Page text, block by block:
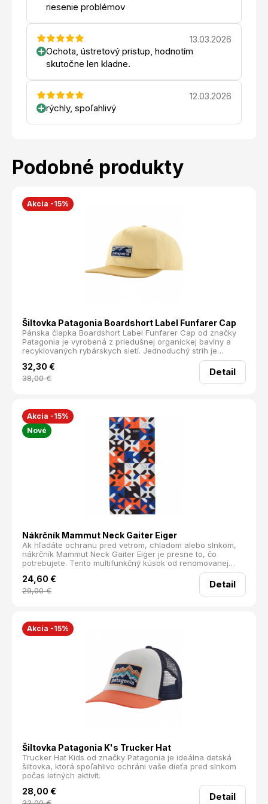
riesenie problémov
13.03.2026
Ochota, ústretový pristup, hodnotím
skutočne len kladne.
12.03.2026
rýchly, spoľahlivý
Podobné produkty
Akcia -15%
Šiltovka Patagonia Boardshort Label Funfarer Cap
Pánska čiapka Boardshort Label Funfarer Cap od značky
Patagonia je vyrobená z priedušnej organickej bavlny a
recyklovaných rybárskych sietí. Jednoduchý strih je
doplnený o logo značky na prednej strane. Je ideálna na
turistiku, voľný čas a každodenné nosenie.
32,30 €
38,00€
Detail
Akcia -15%
Nové
Nákrčník Mammut Neck Gaiter Eiger
Ak hľadáte ochranu pred vetrom, chladom alebo slnkom,
nákrčník Mammut Neck Gaiter Eiger je presne to, čo
potrebujete. Tento multifunkčný kúsok od renomovanej
značky Mammut vám poskytne komfort a ochranu počas
celého roka.
24,60 €
29,00€
Detail
Akcia -15%
Šiltovka Patagonia K's Trucker Hat
Trucker Hat Kids od značky Patagonia je ideálna detská
šiltovka, ktorá spoľahlivo ochráni vaše dieťa pred slnkom
počas letných aktivít.
28,00 € Detail